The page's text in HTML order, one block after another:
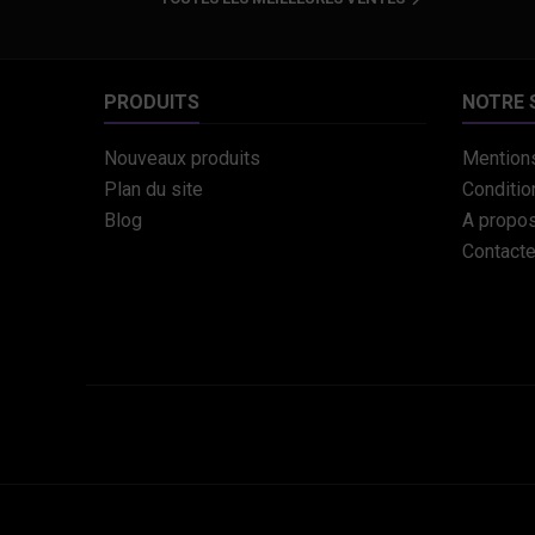
PRODUITS
Nouveaux produits
Plan du site
Blog
NOTRE
A